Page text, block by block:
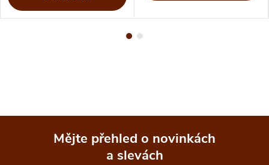
Mějte přehled o novinkách
a slevách